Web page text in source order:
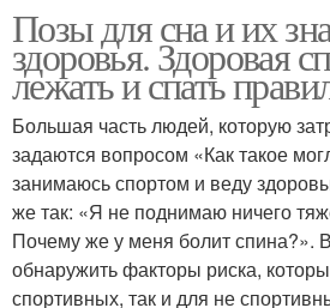
Позы для сна и их
здоровья. Здоровая
лежать и спать
Большая часть людей, которую
задаются вопросом «Как такое
занимаюсь спортом и веду
же так: «Я не поднимаю ничего
Почему же у меня болит спина?».
обнаружить факторы риска,
спортивных, так и для не